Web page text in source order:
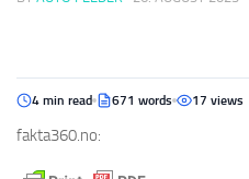
4 min read 671 words 17 views
fakta360.no: